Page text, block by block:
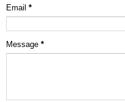
Email *
Message *